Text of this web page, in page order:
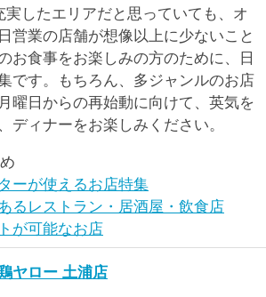
したエリアだと思っていても、オ
営業の店舗が想像以上に少ないこと
お食事をお楽しみの方のために、日
です。もちろん、多ジャンルのお店
曜日からの再始動に向けて、英気を
ディナーをお楽しみください。
ーが使えるお店特集
るレストラン・居酒屋・飲食店
が可能なお店
ヤロー 土浦店